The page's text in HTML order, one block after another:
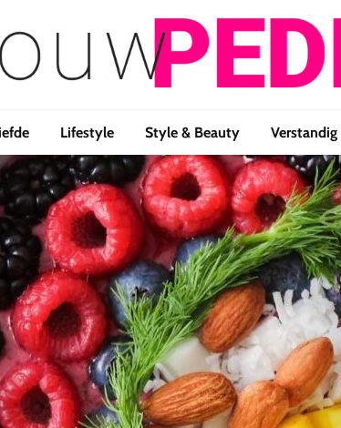
Lifestyle Style & Beauty Verstandig